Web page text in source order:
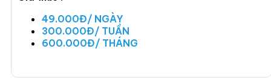
49.000Đ/ NGÀY
300.000Đ/ TUẦN
600.000Đ/ THÁNG